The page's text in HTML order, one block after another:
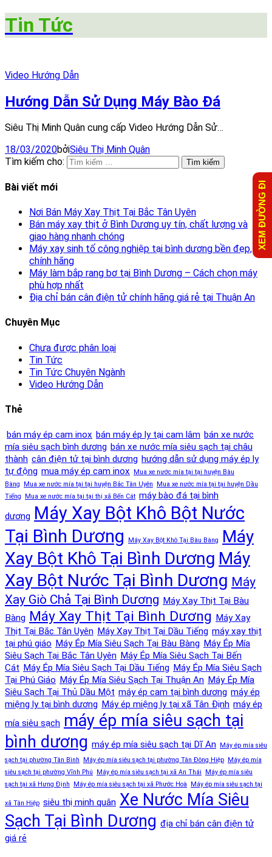
Tin Tức
Video Hướng Dẫn
Hướng Dẫn Sử Dụng Máy Bào Đá
Siêu Thị Minh Quân cung cấp Video Hướng Dẫn Sử…
18/03/2020bởiSiêu Thị Minh Quân
Tìm kiếm cho:
Bài viết mới
Nơi Bán Máy Xay Thịt Tại Bắc Tân Uyên
Bán máy xay thịt ở Bình Dương uy tín, chất lượng và
giao hàng nhanh chóng
Máy xay sinh tố công nghiệp tại bình dương bền đẹp,
chính hãng
Máy làm bắp rang bơ tại Bình Dương – Cách chọn máy
phù hợp nhất
Địa chỉ bán cân điện tử chính hãng giá rẻ tại Thuận An
Chuyên Mục
Chưa được phân loại
Tin Tức
Tin Tức Chuyên Ngành
Video Hướng Dẫn
Thẻ
bán máy ép cam inox bán máy ép ly tại cam lâm bán xe nước
mía siêu sạch bình dương bán xe nước mía siêu sạch tại châu
thành cân điện tử tại bình dương hướng dẫn sử dụng máy ép ly
tự động mua máy ép cam inox
Mua xe nước mía tại tại huyện Bàu
Bàng
Mua xe nước mía tại tại huyện Bắc Tân Uyên
Mua xe nước mía tại tại huyện Dầu
Tiếng
Mua xe nước mía tại tại thị xã Bến Cát máy bào đá tại bình
dương Máy Xay Bột Khô Bột Nước
Tại Bình Dương
Máy Xay Bột Khô Tại Bàu Bàng
Máy
Xay Bột Khô Tại Bình Dương Máy
Xay Bột Nước Tại Bình Dương Máy
Xay Giò Chả Tại Bình Dương Máy Xay Thịt Tại Bàu
Bàng Máy Xay Thịt Tại Bình Dương Máy Xay
Thịt Tại Bắc Tân Uyên Máy Xay Thịt Tại Dầu Tiếng máy xay thịt
tại phú giáo Máy Ép Mía Siêu Sạch Tại Bàu Bàng Máy Ép Mía
Siêu Sạch Tại Bắc Tân Uyên Máy Ép Mía Siêu Sạch Tại Bến
Cát Máy Ép Mía Siêu Sạch Tại Dầu Tiếng Máy Ép Mía Siêu Sạch
Tại Phú Giáo Máy Ép Mía Siêu Sạch Tại Thuận An Máy Ép Mía
Siêu Sạch Tại Thủ Dầu Một máy ép cam tại bình dương máy ép
miệng ly tại bình dương Máy ép miệng ly tại xã Tân Định máy ép
mía siêu sạch máy ép mía siêu sạch tại
bình dương máy ép mía siêu sạch tại Dĩ An
Máy ép mía siêu
sạch tại phường Tân Bình
Máy ép mía siêu sạch tại phường Tân Đông Hiệp
Máy ép mía
siêu sạch tại phường Vĩnh Phú
Máy ép mía siêu sạch tại xã An Thái
Máy ép mía siêu
sạch tại xã Hưng Định
Máy ép mía siêu sạch tại xã Phước Hoà Máy ép mía siêu sạch tại
xã Tân Hiệp siêu thị minh quân Xe Nước Mía Siêu
Sạch Tại Bình Dương địa chỉ bán cân điện tử
giá rẻ
XEM ĐƯỜNG ĐI